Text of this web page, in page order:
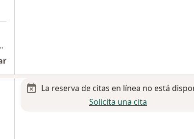
Especializada
La reserva de citas en línea no está
Solicita una cita